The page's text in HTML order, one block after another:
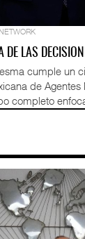
DE LAS
cumple un
de Agentes
completo